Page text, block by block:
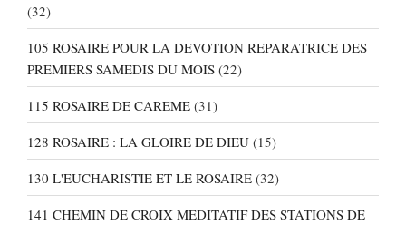
(32)
105 ROSAIRE POUR LA DEVOTION REPARATRICE DES
PREMIERS SAMEDIS DU MOIS (22)
115 ROSAIRE DE CAREME (31)
128 ROSAIRE : LA GLOIRE DE DIEU (15)
130 L'EUCHARISTIE ET LE ROSAIRE (32)
141 CHEMIN DE CROIX MEDITATIF DES STATIONS DE